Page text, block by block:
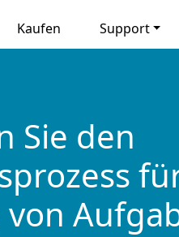
Kaufen Support
Sie den